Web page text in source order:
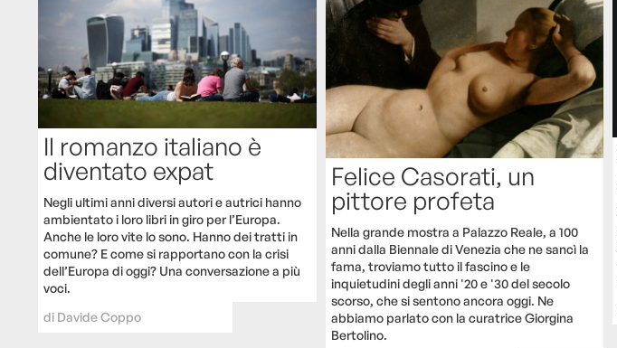
Il romanzo italiano è
diventato expat
Negli ultimi anni diversi autori e autrici hanno
ambientato i loro libri in giro per l’Europa.
Anche le loro vite lo sono. Hanno dei tratti in
comune? E come si rapportano con la crisi
dell’Europa di oggi? Una conversazione a più
voci.
di Davide Coppo
Felice Casorati, un
pittore profeta
Nella grande mostra a Palazzo Reale, a 100
anni dalla Biennale di Venezia che ne sancì la
fama, troviamo tutto il fascino e le
inquietudini degli anni '20 e '30 del secolo
scorso, che si sentono ancora oggi. Ne
abbiamo parlato con la curatrice Giorgina
Bertolino.